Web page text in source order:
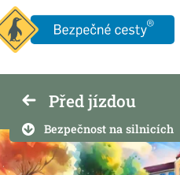
Před jízdou
Bezpečnost na silnicích